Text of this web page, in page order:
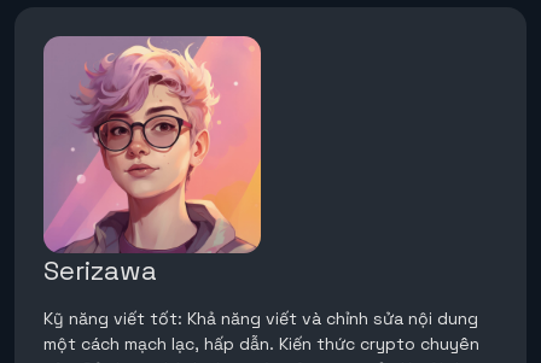
Serizawa
Kỹ năng viết tốt: Khả năng viết và chỉnh sửa nội dung
một cách mạch lạc, hấp dẫn. Kiến thức crypto chuyên